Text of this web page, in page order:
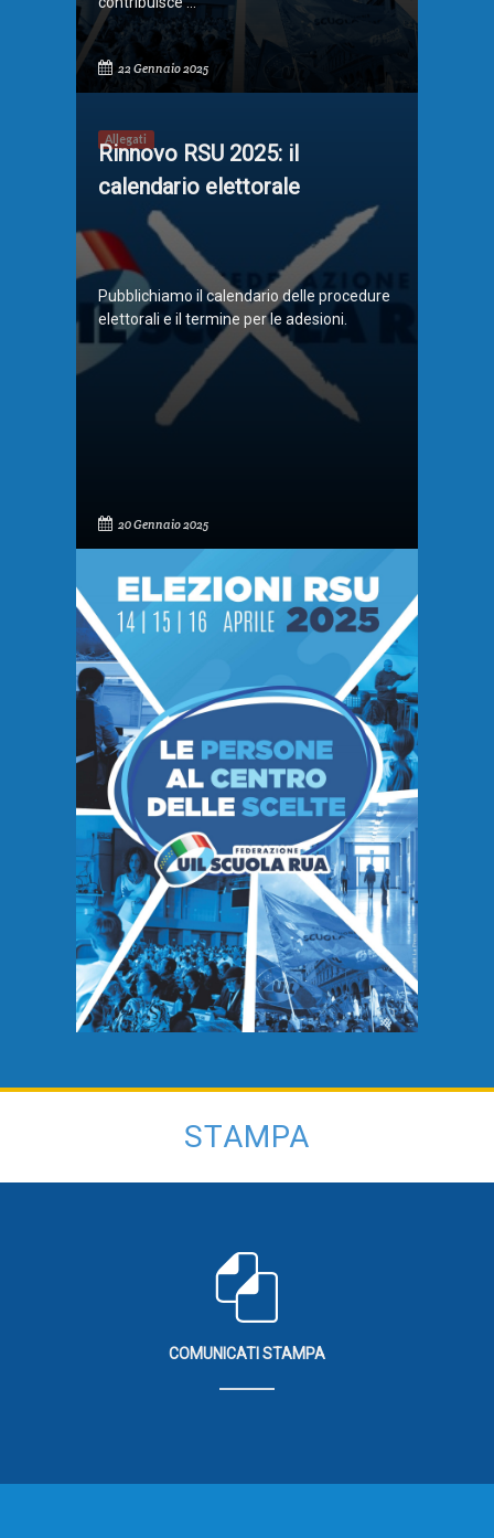
22 Gennaio 2025
Rinnovo RSU 2025: il
calendario elettorale
Pubblichiamo il calendario delle procedure
elettorali e il termine per le adesioni.
20 Gennaio 2025
Allegati
STAMPA
COMUNICATI STAMPA